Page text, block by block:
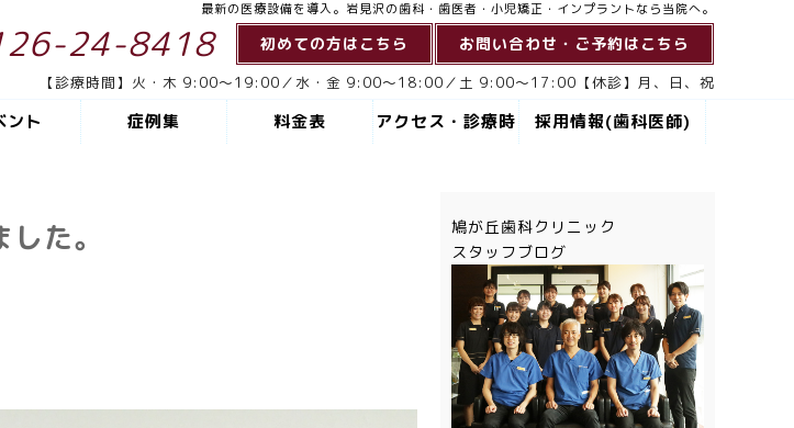
最新の医療設備を導入。岩見沢の歯科・歯医者・小児矯正・インプラントなら当院へ。
お問い合わせ・ご予約はこちら
初めての方はこちら
24-8418
【診療時間】火・木 9:00～19:00／水・金 9:00～18:00／土 9:00～17:00【休診】月、日、祝
ント 症例集 料金表
アクセス・診療時
採用情報(歯科医師)
た。
鳩が丘歯科クリニック
スタッフブログ